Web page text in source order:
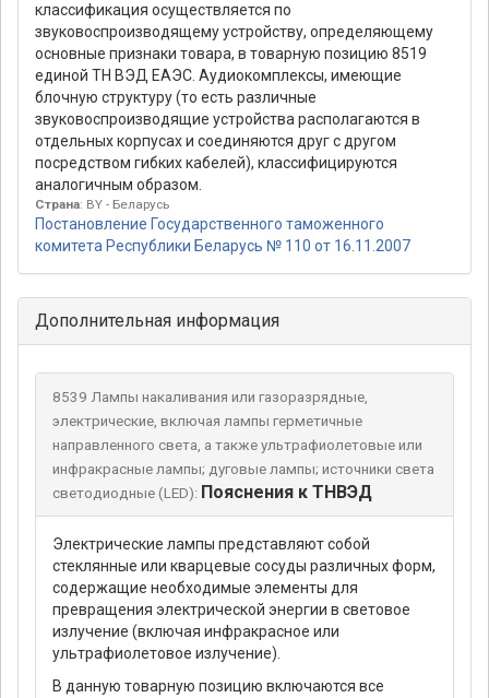
классификация осуществляется по
звуковоспроизводящему устройству, определяющему
основные признаки товара, в товарную позицию 8519
единой ТН ВЭД ЕАЭС. Аудиокомплексы, имеющие
блочную структуру (то есть различные
звуковоспроизводящие устройства располагаются в
отдельных корпусах и соединяются друг с другом
посредством гибких кабелей), классифицируются
аналогичным образом.
Страна: BY - Беларусь
Постановление Государственного таможенного
комитета Республики Беларусь № 110 от 16.11.2007
Дополнительная информация
8539 Лампы накаливания или газоразрядные,
электрические, включая лампы герметичные
направленного света, а также ультрафиолетовые или
инфракрасные лампы; дуговые лампы; источники света
светодиодные (LED): Пояснения к ТНВЭД
Электрические лампы представляют собой
стеклянные или кварцевые сосуды различных форм,
содержащие необходимые элементы для
превращения электрической энергии в световое
излучение (включая инфракрасное или
ультрафиолетовое излучение).
В данную товарную позицию включаются все